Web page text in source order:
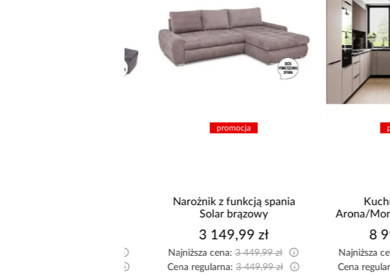
promocja
Narożnik z funkcją spania
Solar brązowy
3 149,99 zł
Najniższa cena:3 449,99 zł
Cena regularna:3 449,99 zł
Kuchnia
Arona/Monza
8
Najniższa cena:9
Cena regularna:9